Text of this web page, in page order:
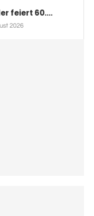
feiert 60....
2026